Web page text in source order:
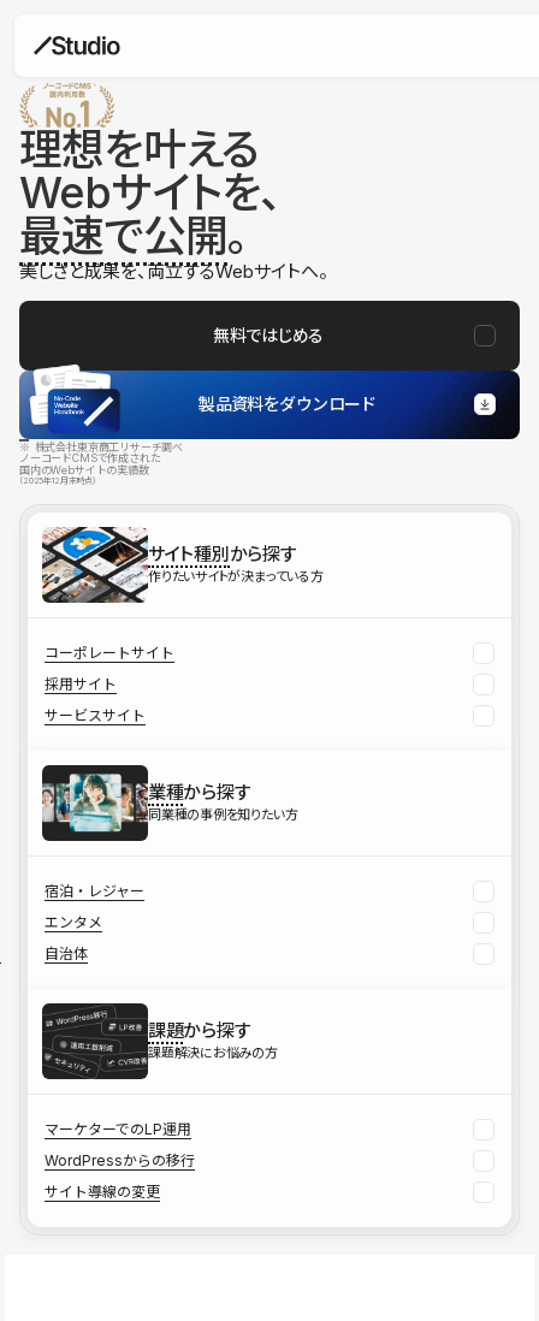
理想を叶える
Webサイトを、
最速で公開。
美しさと成果を、両立するWebサイトへ。
無料ではじめる
製品資料をダウンロード
※ 株式会社東京商工リサーチ調べ
ノーコードCMSで作成された
国内のWebサイトの実績数
（2025年12月末時点）
サイト種別から探す
作りたいサイトが決まっている方
コーポレートサイト
採用サイト
サービスサイト
業種から探す
同業種の事例を知りたい方
宿泊・レジャー
エンタメ
自治体
課題から探す
課題解決にお悩みの方
マーケターでのLP運用
WordPressからの移行
サイト導線の変更